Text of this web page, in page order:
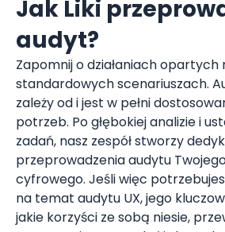
Jak Liki
audyt?
Zapomnij o działaniach opartych
standardowych scenariuszach.
zależy od i jest w pełni
potrzeb. Po głębokiej analizie i
zadań, nasz zespół stworzy
przeprowadzenia audytu
cyfrowego. Jeśli więc
na temat audytu UX, jego
jakie korzyści ze sobą niesie,